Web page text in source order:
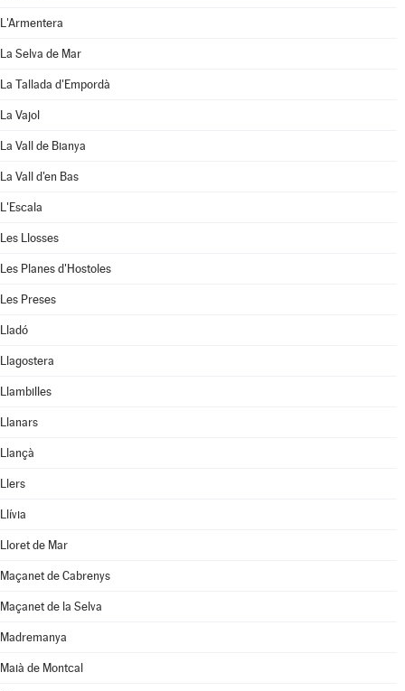
L'Armentera
La Selva de Mar
La Tallada d'Empordà
La Vajol
La Vall de Bianya
La Vall d'en Bas
L'Escala
Les Llosses
Les Planes d'Hostoles
Les Preses
Lladó
Llagostera
Llambilles
Llanars
Llançà
Llers
Llívia
Lloret de Mar
Maçanet de Cabrenys
Maçanet de la Selva
Madremanya
Maià de Montcal